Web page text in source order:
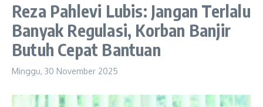
Reza Pahlevi Lubis: Jangan Terlalu
Banyak Regulasi, Korban Banjir
Butuh Cepat Bantuan
Minggu, 30 November 2025